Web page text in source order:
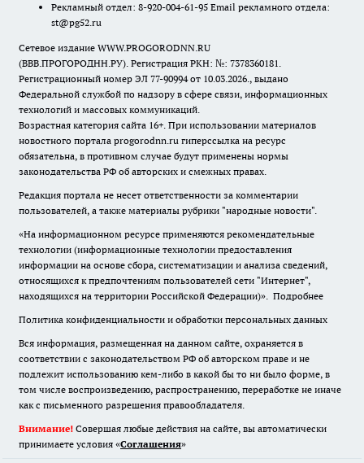
Рекламный отдел: 8-920-004-61-95 Email рекламного отдела:
st@pg52.ru
Сетевое издание WWW.PROGORODNN.RU
(ВВВ.ПРОГОРОДНН.РУ). Регистрация РКН: №: 7378360181.
Регистрационный номер ЭЛ 77-90994 от 10.03.2026., выдано
Федеральной службой по надзору в сфере связи, информационных
технологий и массовых коммуникаций.
Возрастная категория сайта 16+. При использовании материалов
новостного портала progorodnn.ru гиперссылка на ресурс
обязательна, в противном случае будут применены нормы
законодательства РФ об авторских и смежных правах.
Редакция портала не несет ответственности за комментарии
пользователей, а также материалы рубрики "народные новости".
«На информационном ресурсе применяются рекомендательные
технологии (информационные технологии предоставления
информации на основе сбора, систематизации и анализа сведений,
относящихся к предпочтениям пользователей сети "Интернет",
находящихся на территории Российской Федерации)». Подробнее
Политика конфиденциальности и обработки персональных данных
Вся информация, размещенная на данном сайте, охраняется в
соответствии с законодательством РФ об авторском праве и не
подлежит использованию кем-либо в какой бы то ни было форме, в
том числе воспроизведению, распространению, переработке не иначе
как с письменного разрешения правообладателя.
Внимание! Совершая любые действия на сайте, вы автоматически
принимаете условия «Cоглашения»